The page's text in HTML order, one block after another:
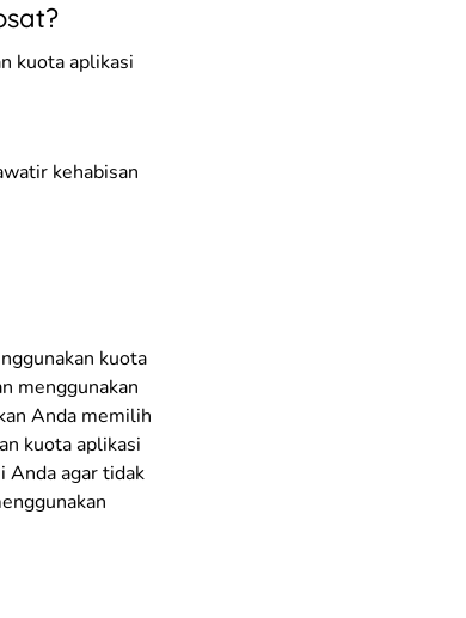
kuota aplikasi
kehabisan
kuota
menggunakan
Anda memilih
kuota aplikasi
Anda agar tidak